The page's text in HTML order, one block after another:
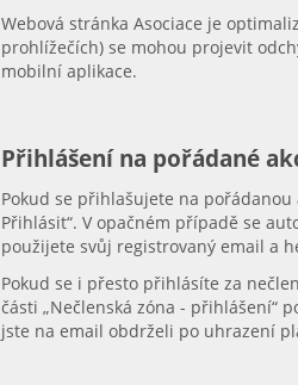
Webová stránka Asociace je
prohlížečích) se mohou projevit
mobilní aplikace.
Přihlášení na pořádané
Pokud se přihlašujete na pořádanou
Přihlásit“. V opačném případě se
použijete svůj registrovaný email a
Pokud se i přesto přihlásíte za
části „Nečlenská zóna - přihlášení“
jste na email obdrželi po uhrazení